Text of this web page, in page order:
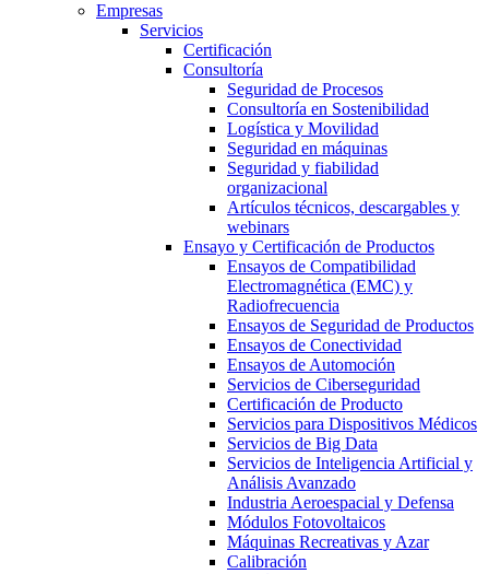
Empresas
Servicios
Certificación
Consultoría
Seguridad de Procesos
Consultoría en Sostenibilidad
Logística y Movilidad
Seguridad en máquinas
Seguridad y fiabilidad
organizacional
Artículos técnicos, descargables y
webinars
Ensayo y Certificación de Productos
Ensayos de Compatibilidad
Electromagnética (EMC) y
Radiofrecuencia
Ensayos de Seguridad de Productos
Ensayos de Conectividad
Ensayos de Automoción
Servicios de Ciberseguridad
Certificación de Producto
Servicios para Dispositivos Médicos
Servicios de Big Data
Servicios de Inteligencia Artificial y
Análisis Avanzado
Industria Aeroespacial y Defensa
Módulos Fotovoltaicos
Máquinas Recreativas y Azar
Calibración